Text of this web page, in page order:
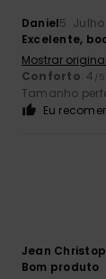
Daniel5.
Excelente,
Mostrar
Conforto: 4 /5
Tamanho
Eu
Jean
Bom produto